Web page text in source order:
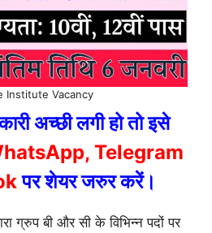
Institute Vacancy
अच्छी लगी हो तो इसे
Telegram
पर शेयर जरुर करें।
ग्रुप बी और सी के विभिन्न पदों पर